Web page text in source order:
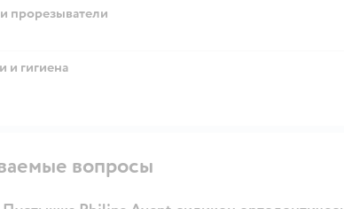
прорезыватели
и гигиена
вопросы